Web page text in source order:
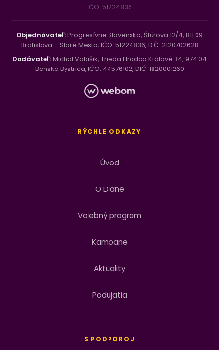
IČO: 51224836
Objednávateľ:Progresívne Slovensko, Štúrova 12/4, 811 09
Bratislava – Staré Mesto, IČO: 51224836, DIČ: 2120702628
Dodávateľ:Michal Valašik, Trieda Hradca Králové 34, 974 04
Banská Bystrica, IČO: 44576102, DIČ: 1820001260
RÝCHLE ODKAZY
Úvod
O Diane
Volebný program
Kampane
Aktuality
Podujatia
S PODPOROU